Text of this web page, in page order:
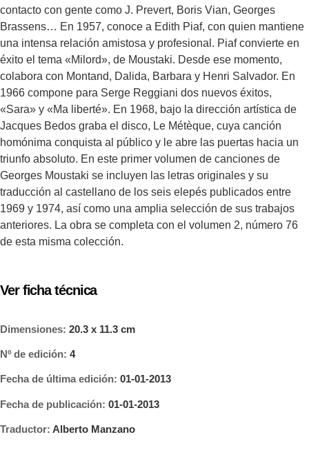
contacto con gente como J. Prevert, Boris Vian, Georges
Brassens… En 1957, conoce a Edith Piaf, con quien mantiene
una intensa relación amistosa y profesional. Piaf convierte en
éxito el tema «Milord», de Moustaki. Desde ese momento,
colabora con Montand, Dalida, Barbara y Henri Salvador. En
1966 compone para Serge Reggiani dos nuevos éxitos,
«Sara» y «Ma liberté». En 1968, bajo la dirección artística de
Jacques Bedos graba el disco, Le Métèque, cuya canción
homónima conquista al público y le abre las puertas hacia un
triunfo absoluto. En este primer volumen de canciones de
Georges Moustaki se incluyen las letras originales y su
traducción al castellano de los seis elepés publicados entre
1969 y 1974, así como una amplia selección de sus trabajos
anteriores. La obra se completa con el volumen 2, número 76
de esta misma colección.
Ver ficha técnica
Dimensiones: 20.3 x 11.3 cm
Nº de edición: 4
Fecha de última edición: 01-01-2013
Fecha de publicación: 01-01-2013
Traductor: Alberto Manzano